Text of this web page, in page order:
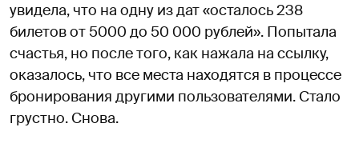
увидела, что на одну из дат «осталось 238
билетов от 5000 до 50 000 рублей». Попытала
счастья, но после того, как нажала на ссылку,
оказалось, что все места находятся в процессе
бронирования другими пользователями. Стало
грустно. Снова.